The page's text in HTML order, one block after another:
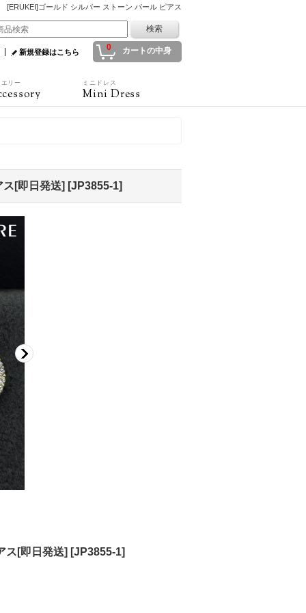
[ERUKEI]ゴールド シルバー ストーン パール ピアス
0 カートの中身
新規登録はこちら
リー ミニドレス
Mini Dress
[即日発送] [JP3855-1]
ス[即日発送] [JP3855-1]